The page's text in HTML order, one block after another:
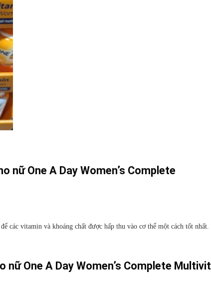
nữ One A Day Women’s Complete
các vitamin và khoáng chất được hấp thu vào cơ thể một cách tốt nhất.
One A Day Women’s Complete